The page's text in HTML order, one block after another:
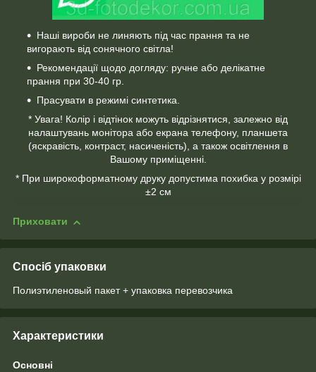
Наші вироби не линяють під час прання та не
вигорають від сонячного світла!
Рекомендації щодо догляду: ручне або делікатне
прання при 30-40 гр.
Прасувати в режимі синтетика.
* Увага! Колір і відтінок можуть відрізнятися, залежно від
налаштувань монітора або екрана телефону, планшета
(яскравість, контраст, насиченість), а також освітлення в
Вашому приміщенні.
* При широкоформатному друку допустима похибка у розмірі
±2 см
Приховати
Спосіб упаковки
Полиэтиленовый пакет + упаковка перевозчика
Характеристики
Основні